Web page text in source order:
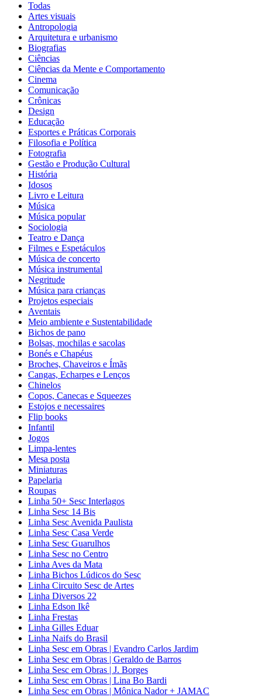
Todas
Artes visuais
Antropologia
Arquitetura e urbanismo
Biografias
Ciências
Ciências da Mente e Comportamento
Cinema
Comunicação
Crônicas
Design
Educação
Esportes e Práticas Corporais
Filosofia e Política
Fotografia
Gestão e Produção Cultural
História
Idosos
Livro e Leitura
Música
Música popular
Sociologia
Teatro e Dança
Filmes e Espetáculos
Música de concerto
Música instrumental
Negritude
Música para crianças
Projetos especiais
Aventais
Meio ambiente e Sustentabilidade
Bichos de pano
Bolsas, mochilas e sacolas
Bonés e Chapéus
Broches, Chaveiros e Ímãs
Cangas, Echarpes e Lenços
Chinelos
Copos, Canecas e Squeezes
Estojos e necessaires
Flip books
Infantil
Jogos
Limpa-lentes
Mesa posta
Miniaturas
Papelaria
Roupas
Linha 50+ Sesc Interlagos
Linha Sesc 14 Bis
Linha Sesc Avenida Paulista
Linha Sesc Casa Verde
Linha Sesc Guarulhos
Linha Sesc no Centro
Linha Aves da Mata
Linha Bichos Lúdicos do Sesc
Linha Circuito Sesc de Artes
Linha Diversos 22
Linha Edson Ikê
Linha Frestas
Linha Gilles Eduar
Linha Naifs do Brasil
Linha Sesc em Obras | Evandro Carlos Jardim
Linha Sesc em Obras | Geraldo de Barros
Linha Sesc em Obras | J. Borges
Linha Sesc em Obras | Lina Bo Bardi
Linha Sesc em Obras | Mônica Nador + JAMAC